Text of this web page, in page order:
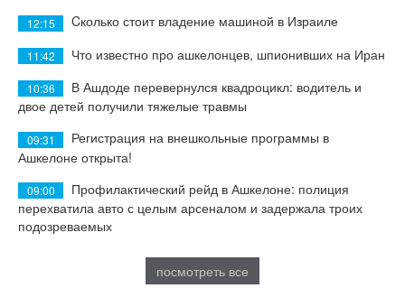
12:15 Cколько стоит владение машиной в Израиле
11:42 Что известно про ашкелонцев, шпионивших на Иран
10:36
В Ашдоде перевернулся квадроцикл: водитель и
двое детей получили тяжелые травмы
09:31
Регистрация на внешкольные программы в
Ашкелоне открыта!
09:00
Профилактический рейд в Ашкелоне: полиция
перехватила авто с целым арсеналом и задержала троих
подозреваемых
посмотреть все